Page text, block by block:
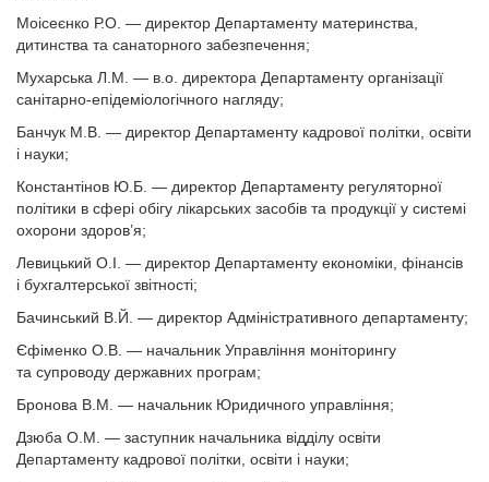
Моісеєнко Р.О. — директор Департаменту материнства,
дитинства та санаторного забезпечення;
Мухарська Л.М. — в.о. директора Департаменту організації
санітарно-епідеміологічного нагляду;
Банчук М.В. — директор Департаменту кадрової політки, освіти
і науки;
Константінов Ю.Б. — директор Департаменту регуляторної
політики в сфері обігу лікарських засобів та продукції у системі
охорони здоров’я;
Левицький О.І. — директор Департаменту економіки, фінансів
і бухгалтерської звітності;
Бачинський В.Й. — директор Адміністративного департаменту;
Єфіменко О.В. — начальник Управління моніторингу
та супроводу державних програм;
Бронова В.М. — начальник Юридичного управління;
Дзюба О.М. — заступник начальника відділу освіти
Департаменту кадрової політки, освіти і науки;